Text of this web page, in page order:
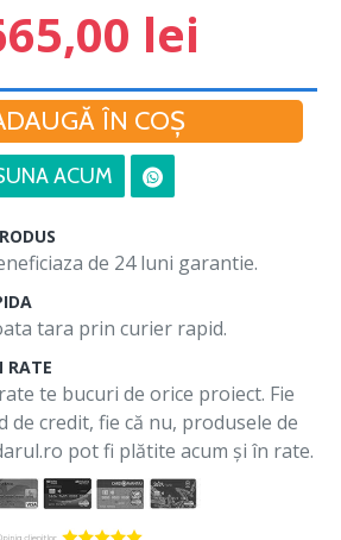
lei
ÎN COŞ
ACUM
de 24 luni garantie.
tara prin curier rapid.
RATE
te bucuri de orice proiect. Fie
de credit, fie că nu, produsele de
pot fi plătite acum și în rate.